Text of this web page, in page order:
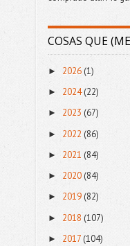
COSAS QUE
► 2026 (1)
► 2024(22)
► 2023 (67)
► 2022 (86)
► 2021 (84)
► 2020(84)
► 2019(82)
► 2018 (107)
► 2017 (104)